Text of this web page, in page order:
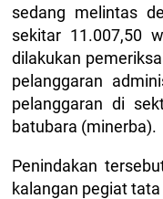
sedang melintas
sekitar 11.007,50
dilakukan
pelanggaran
pelanggaran di
batubara (minerba).
Penindakan
kalangan pegiat